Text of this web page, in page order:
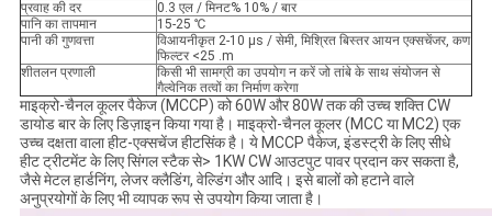
प्रवाह की दर
0.3 एल / मिनट% 10% / बार
पानि का तापमान
15-25 ℃
पानी की गुणवत्ता
विआयनीकृत 2-10 µs / सेमी, मिश्रित बिस्तर आयन एक्सचेंजर, कण
फिल्टर <25 .m
शीतलन प्रणाली
किसी भी सामग्री का उपयोग न करें जो तांबे के साथ संयोजन से
गैल्वेनिक तत्वों का निर्माण करेगा
माइक्रो-चैनल कूलर पैकेज (MCCP) को 60W और 80W तक की उच्च शक्ति CW
डायोड बार के लिए डिज़ाइन किया गया है। माइक्रो-चैनल कूलर (MCC या MC2) एक
उच्च दक्षता वाला हीट-एक्सचेंज हीटसिंक है। ये MCCP पैकेज, इंडस्ट्री के लिए सीधे
हीट ट्रीटमेंट के लिए सिंगल स्टैक से> 1KW CW आउटपुट पावर प्रदान कर सकता है,
जैसे मेटल हार्डनिंग, लेजर क्लैडिंग, वेल्डिंग और आदि। इसे बालों को हटाने वाले
अनुप्रयोगों के लिए भी व्यापक रूप से उपयोग किया जाता है।